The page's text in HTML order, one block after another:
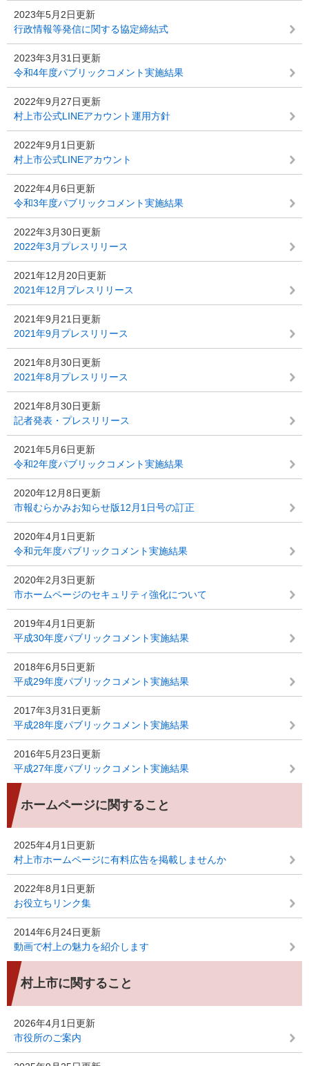
2023年5月2日更新
行政情報等発信に関する協定締結式
2023年3月31日更新
令和4年度パブリックコメント実施結果
2022年9月27日更新
村上市公式LINEアカウント運用方針
2022年9月1日更新
村上市公式LINEアカウント
2022年4月6日更新
令和3年度パブリックコメント実施結果
2022年3月30日更新
2022年3月プレスリリース
2021年12月20日更新
2021年12月プレスリリース
2021年9月21日更新
2021年9月プレスリリース
2021年8月30日更新
2021年8月プレスリリース
2021年8月30日更新
記者発表・プレスリリース
2021年5月6日更新
令和2年度パブリックコメント実施結果
2020年12月8日更新
市報むらかみお知らせ版12月1日号の訂正
2020年4月1日更新
令和元年度パブリックコメント実施結果
2020年2月3日更新
市ホームページのセキュリティ強化について
2019年4月1日更新
平成30年度パブリックコメント実施結果
2018年6月5日更新
平成29年度パブリックコメント実施結果
2017年3月31日更新
平成28年度パブリックコメント実施結果
2016年5月23日更新
平成27年度パブリックコメント実施結果
ホームページに関すること
2025年4月1日更新
村上市ホームページに有料広告を掲載しませんか
2022年8月1日更新
お役立ちリンク集
2014年6月24日更新
動画で村上の魅力を紹介します
村上市に関すること
2026年4月1日更新
市役所のご案内